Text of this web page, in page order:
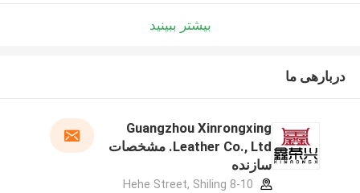
بیشتر ببینید
دربارهی ما
Guangzhou Xinrongxing
Leather Co., Ltd. مشخصات
سازنده
8-10 Hehe Street, Shiling